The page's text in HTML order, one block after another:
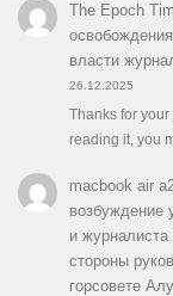
The Epoch
власти
26.12.2025
Thanks for
reading it, you
macbook air
возбуждение
и
стороны
горсовете